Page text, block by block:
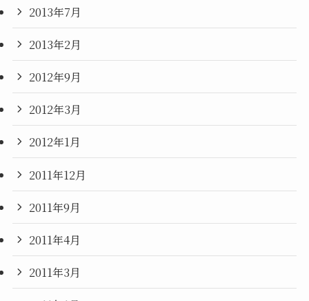
2013年7月
2013年2月
2012年9月
2012年3月
2012年1月
2011年12月
2011年9月
2011年4月
2011年3月